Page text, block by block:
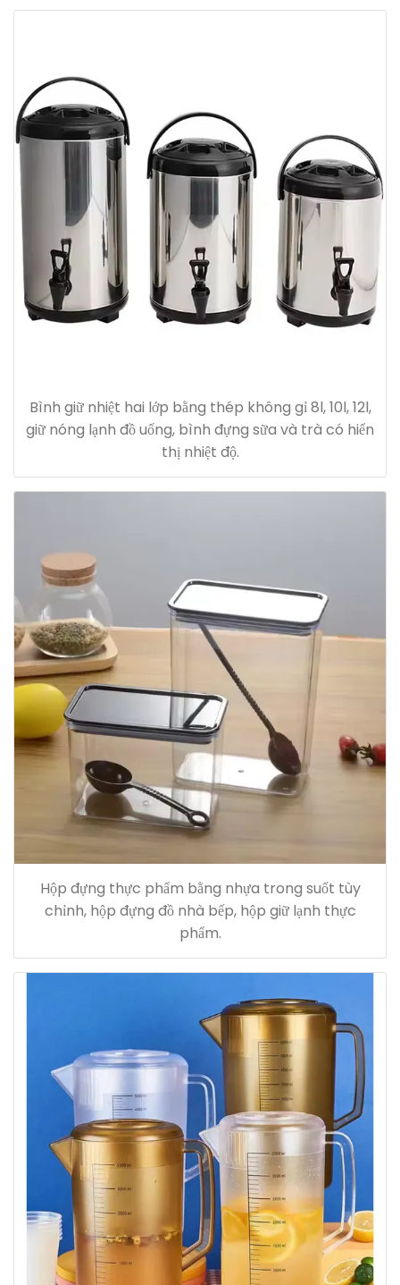
Bình giữ nhiệt hai lớp bằng thép không gỉ 8l, 10l, 12l,
giữ nóng lạnh đồ uống, bình đựng sữa và trà có hiển
thị nhiệt độ.
Hộp đựng thực phẩm bằng nhựa trong suốt tùy
chỉnh, hộp đựng đồ nhà bếp, hộp giữ lạnh thực
phẩm.